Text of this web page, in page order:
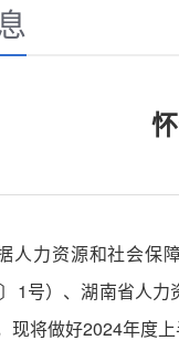
人力资源和社会保
〕1号）、湖南省人
现将做好2024年度